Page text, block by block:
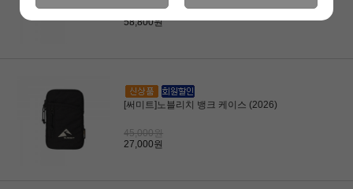
98,000원
58,800원
[써미트]노블리치 뱅크 케이스 (2026)
45,000원
27,000원